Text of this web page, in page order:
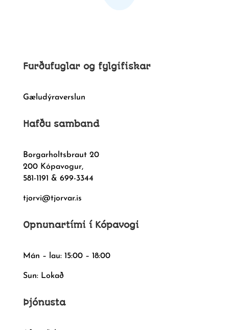
Furðufuglar og fylgifiskar
Gæludýraverslun
Hafðu samband
Borgarholtsbraut 20
200 Kópavogur,
581-1191 & 699-3344
tjorvi@tjorvar.is
Opnunartími í Kópavogi
Mán – lau: 15:00 – 18:00
Sun: Lokað
Þjónusta